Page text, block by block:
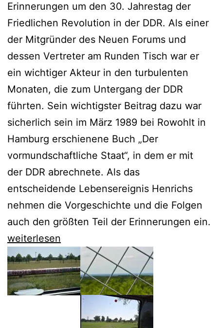
Erinnerungen um den 30. Jahrestag der
Friedlichen Revolution in der DDR. Als einer
der Mitgründer des Neuen Forums und
dessen Vertreter am Runden Tisch war er
ein wichtiger Akteur in den turbulenten
Monaten, die zum Untergang der DDR
führten. Sein wichtigster Beitrag dazu war
sicherlich sein im März 1989 bei Rowohlt in
Hamburg erschienene Buch „Der
vormundschaftliche Staat“, in dem er mit
der DDR abrechnete. Als das
entscheidende Lebensereignis Henrichs
nehmen die Vorgeschichte und die Folgen
auch den größten Teil der Erinnerungen ein.
Zum
75.
erscheinen
die
weiterlesen